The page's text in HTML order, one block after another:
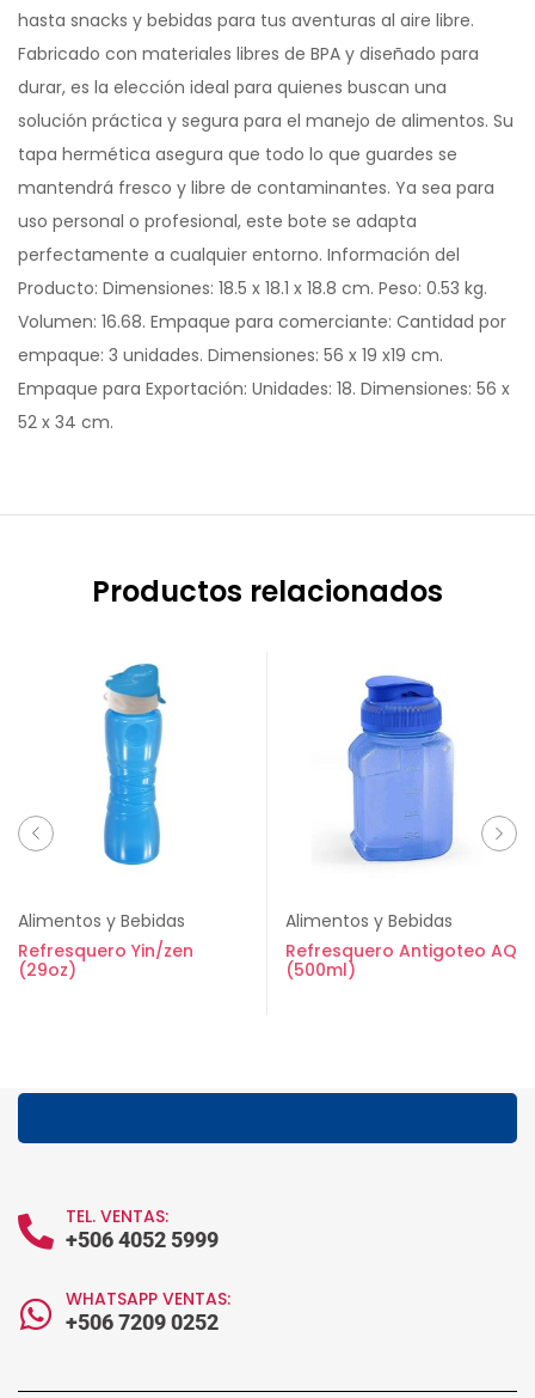
hasta snacks y bebidas para tus aventuras al aire libre.
Fabricado con materiales libres de BPA y diseñado para
durar, es la elección ideal para quienes buscan una
solución práctica y segura para el manejo de alimentos. Su
tapa hermética asegura que todo lo que guardes se
mantendrá fresco y libre de contaminantes. Ya sea para
uso personal o profesional, este bote se adapta
perfectamente a cualquier entorno. Información del
Producto: Dimensiones: 18.5 x 18.1 x 18.8 cm. Peso: 0.53 kg.
Volumen: 16.68. Empaque para comerciante: Cantidad por
empaque: 3 unidades. Dimensiones: 56 x 19 x19 cm.
Empaque para Exportación: Unidades: 18. Dimensiones: 56 x
52 x 34 cm.
Productos relacionados
Alimentos y Bebidas
Refresquero Yin/zen
(29oz)
Alimentos y Bebidas
Refresquero Antigoteo AQ
(500ml)
TEL. VENTAS:
+506 4052 5999
WHATSAPP VENTAS:
+506 7209 0252